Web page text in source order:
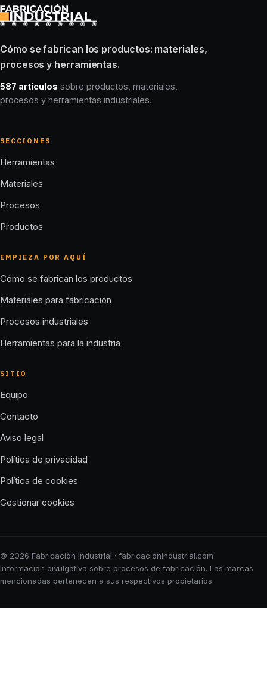
Cómo se fabrican los productos: materiales,
procesos y herramientas.
587 artículos sobre productos, materiales,
procesos y herramientas industriales.
SECCIONES
Herramientas
Materiales
Procesos
Productos
EMPIEZA POR AQUÍ
Cómo se fabrican los productos
Materiales para fabricación
Procesos industriales
Herramientas para la industria
SITIO
Equipo
Contacto
Aviso legal
Política de privacidad
Política de cookies
Gestionar cookies
© 2026 Fabricación Industrial · fabricacionindustrial.com
Información divulgativa sobre procesos de fabricación. Las marcas
mencionadas pertenecen a sus respectivos propietarios.